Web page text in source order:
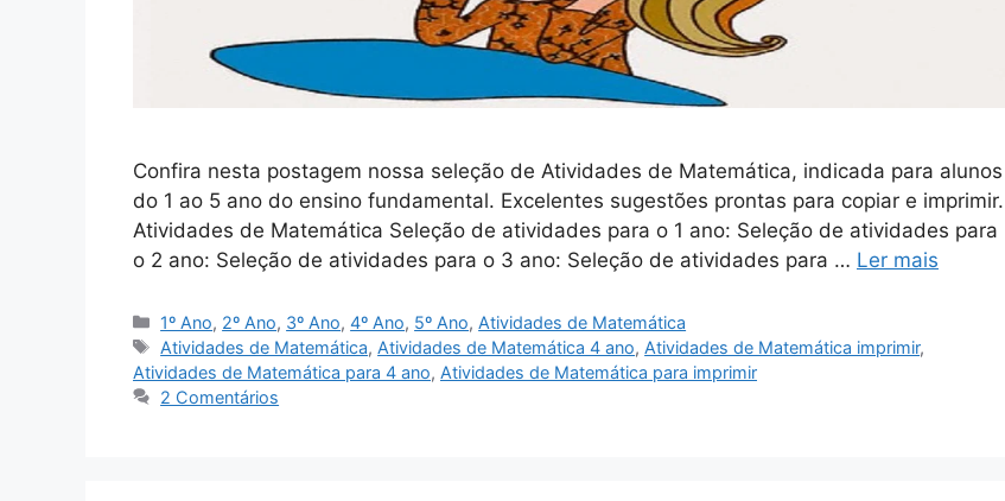
Confira nesta postagem nossa seleção de Atividades de Matemática, indicada para alunos
do 1 ao 5 ano do ensino fundamental. Excelentes sugestões prontas para copiar e imprimir.
Atividades de Matemática Seleção de atividades para o 1 ano: Seleção de atividades para
o 2 ano: Seleção de atividades para o 3 ano: Seleção de atividades para … Ler mais
Categorias
1º Ano, 2º Ano, 3º Ano,4º Ano, 5º Ano, Atividades de Matemática
Tags
Atividades de Matemática, Atividades de Matemática 4 ano, Atividades de Matemática imprimir,
Atividades de Matemática para 4 ano, Atividades de Matemática para imprimir
2 Comentários